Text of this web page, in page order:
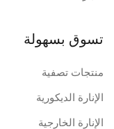
تسوق بسهولة
منتجات تصفية
الإنارة الديكورية
الإنارة الخارجية